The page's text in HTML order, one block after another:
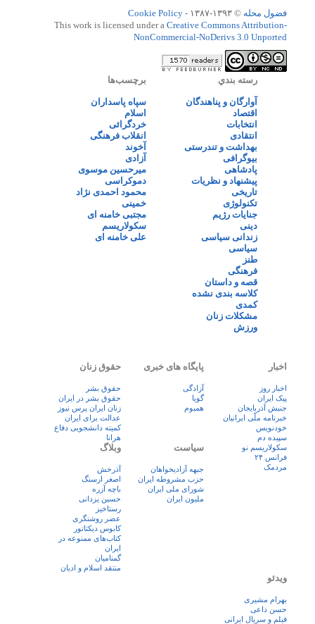
فضول محله © ۱۳۹۳-۱۳۸۷ -
Cookie Policy
This work is licensed under a Creative Commons Attribution-
NonCommercial-NoDerivs 3.0 Unported
رسته بندي
آوارگان و پناهندگان
اقتصاد
انتخابات
انتقادی
بهداشت و تندرستی
بیوگرافی
پادشاهی
پیشنهاد و نظریات
تاریخی
تکنولوژی
جنایات رژیم
دینی
زندانی سیاسی
سیاسی
طنز
فرهنگی
قصه و داستان
کلاسه بندی نشده
کمدی
مشکلات زنان
ورزش
برچسب‌ها
سپاه پاسداران
اسلام
خردگرائی
انقلاب فرهنگی
آخوند
آزادی
میرحسین موسوی
دموکراسی
محمود احمدی نژاد
خمینی
مجتبی خامنه ای
سکولاریسم
علی خامنه ای
اخبار
اخبار روز
پيک ايران
جنبش آذربایجان
خبرنامه ملّی ایرانیان
خودنویس
سپیده دم
سکولاریسم نو
فرانس ۲۴
مردمک
پایگاه های خبری
آزادگی
گویا
همبوم
حقوق زنان
حقوق بشر
حقوق بشر در ایران
زنان ايران پرس نيوز
عدالت برای ایران
کمیته دانشجویی دفاع
هرانا
سیاست
جبهه آزادیخواهان
حزب مشروطه ایران
شورای ملی ایران
ملیون ایران
وبلاگ
آذرخش
اصغر ارسنگ
باچه آزره
حسین یزدانی
رستاخیز
عضر روشنگری
کابوس دیکتاتور
کتاب‌های ممنوعه در
ایران
گمنامیان
منتقد اسلام و ادیان
ویدئو
بهرام مشیری
حسن داعی
فيلم و سريال ايرانی